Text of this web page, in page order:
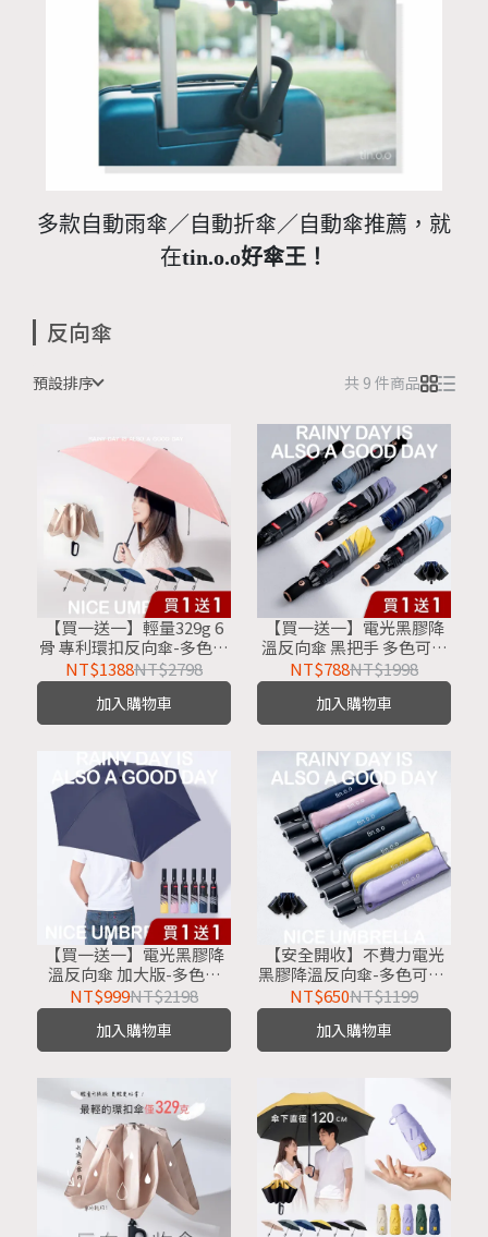
多款自動雨傘／自動折傘／自動傘推薦，就
在tin.o.o好傘王！
反向傘
預設排序 共 9 件商品
【買一送一】輕量329g 6
骨 專利環扣反向傘-多色可
選 包包環扣傘 6骨環扣傘
反向傘/勾勾傘/折疊傘/摺
疊傘/自動折傘/雨傘/防曬
傘/大傘
NT$1388NT$2798
加入購物車
【買一送一】電光黑膠降
溫反向傘 黑把手 多色可選
反向傘/反摺傘/自動反向
傘/半遮光/抗UV防曬傘
NT$788NT$1998
加入購物車
【買一送一】電光黑膠降
溫反向傘 加大版-多色可
選-反向傘/反摺傘/自動反
向傘/半遮光/抗UV防曬傘/
大傘面
NT$999NT$2198
加入購物車
【安全開收】不費力電光
黑膠降溫反向傘-多色可選-
反向傘/反摺傘/自動反向
傘/半遮光/抗UV防曬傘/晴
雨兩用
NT$650NT$1199
加入購物車